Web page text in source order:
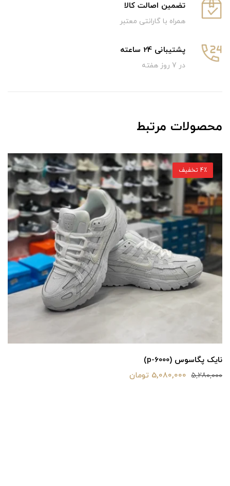
تضمین اصالت کالا
همراه با گارانتی معتبر
پشتیبانی 24 ساعته
در 7 روز هفته
محصولات مرتبط
نایک پگاسوس (p-6000)
5,280,000 5,080,000 تومان
4٪ تخفیف